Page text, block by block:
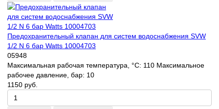
Предохранительный клапан для систем водоснабжения SVW
1/2 N 6 бар Watts 10004703
05948
Максимальная рабочая температура, °С: 110 Максимальное
рабочее давление, бар: 10
1150 руб.